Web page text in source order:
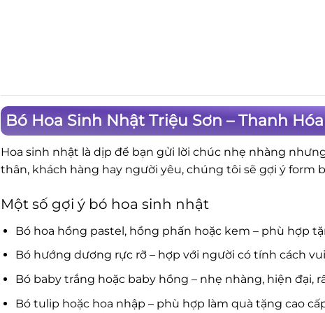
Bó Hoa Sinh Nhật Triệu Sơn – Thanh Hóa
Hoa sinh nhật là dịp để bạn gửi lời chúc nhẹ nhàng
thân, khách hàng hay người yêu, chúng tôi sẽ gợi ý form
Một số gợi ý bó hoa sinh nhật
Bó hoa hồng pastel, hồng phấn hoặc kem – phù hợp
Bó hướng dương rực rỡ – hợp với người có tính cách
Bó baby trắng hoặc baby hồng – nhẹ nhàng, hiện đại,
Bó tulip hoặc hoa nhập – phù hợp làm quà tặng cao